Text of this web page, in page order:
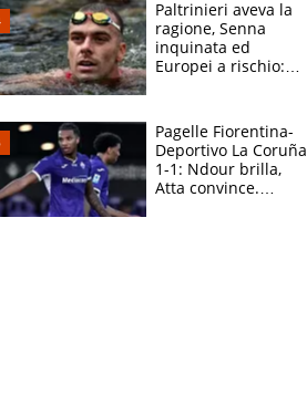
Paltrinieri aveva la
ragione, Senna
inquinata ed
Europei a rischio:
adesso
Pagelle Fiorentina-
Deportivo La Coruña
1-1: Ndour brilla,
Atta convince.